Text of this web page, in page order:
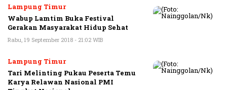
Lampung Timur
Wabup Lamtim Buka Festival
Gerakan Masyarakat Hidup Sehat
Rabu, 19 September 2018 - 21:02 WIB
Lampung Timur
Tari Melinting Pukau Peserta Temu
Karya Relawan Nasional PMI